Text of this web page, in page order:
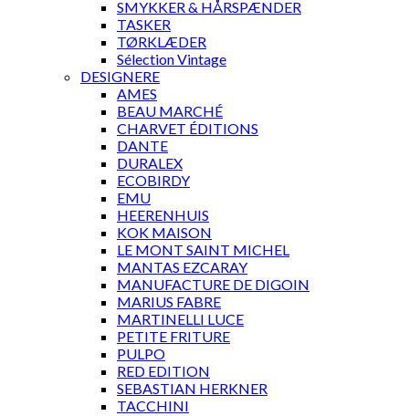
SMYKKER & HÅRSPÆNDER
TASKER
TØRKLÆDER
Sélection Vintage
DESIGNERE
AMES
BEAU MARCHÉ
CHARVET ÉDITIONS
DANTE
DURALEX
ECOBIRDY
EMU
HEERENHUIS
KOK MAISON
LE MONT SAINT MICHEL
MANTAS EZCARAY
MANUFACTURE DE DIGOIN
MARIUS FABRE
MARTINELLI LUCE
PETITE FRITURE
PULPO
RED EDITION
SEBASTIAN HERKNER
TACCHINI